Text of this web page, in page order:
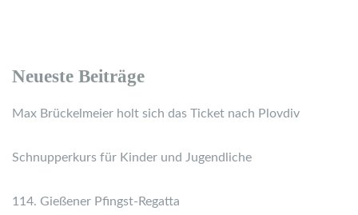
Neueste Beiträge
Max Brückelmeier holt sich das Ticket nach Plovdiv
Schnupperkurs für Kinder und Jugendliche
114. Gießener Pfingst-Regatta